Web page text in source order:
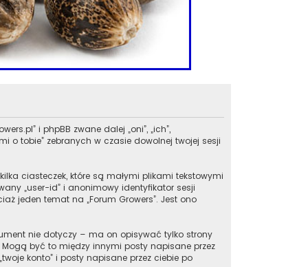
i phpBB zwane dalej „oni”, „ich”,
o tobie” zebranych w czasie dowolnej twojej sesji
ciasteczek, które są małymi plikami tekstowymi
„user-id” i anonimowy identyfikator sesji
jeden temat na „Forum Growers”. Jest ono
nie dotyczy – ma on opisywać tylko strony
być to między innymi posty napisane przez
konto” i posty napisane przez ciebie po